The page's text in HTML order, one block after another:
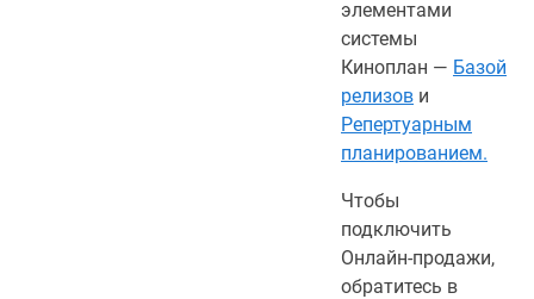
элементами
системы
Киноплан — Базой
релизов и
Репертуарным
планированием.
Чтобы
подключить
Онлайн-продажи,
обратитесь в